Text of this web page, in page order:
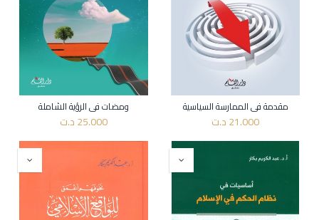
مقدمة في الممارسة السياسية
21.000د.ت
ومضات في الرؤية الشاملة
25.000د.ت